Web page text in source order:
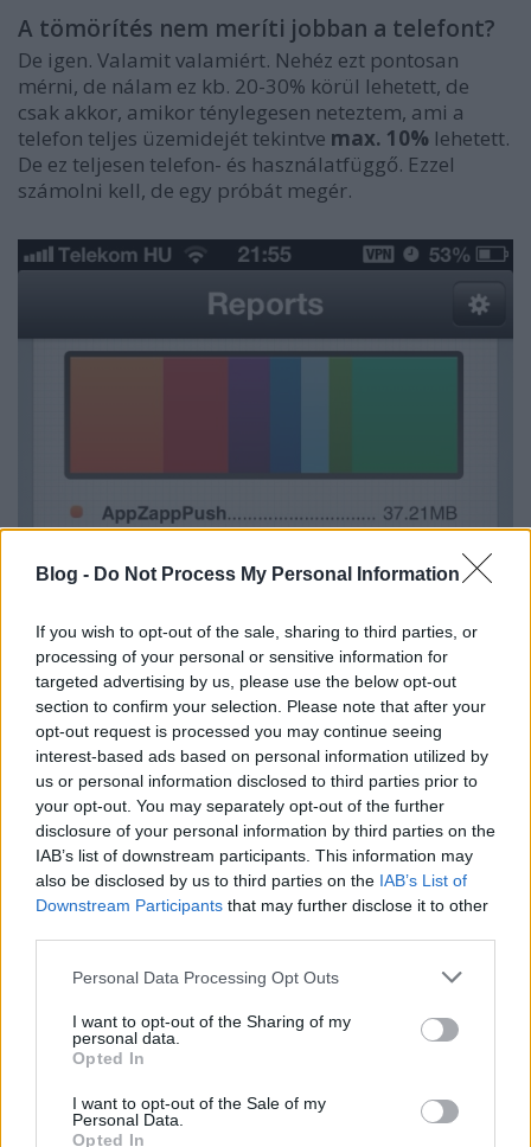
Blog - Do Not Process My Personal Information
If you wish to opt-out of the sale, sharing to third parties, or
processing of your personal or sensitive information for
targeted advertising by us, please use the below opt-out
section to confirm your selection. Please note that after your
opt-out request is processed you may continue seeing
interest-based ads based on personal information utilized by
us or personal information disclosed to third parties prior to
your opt-out. You may separately opt-out of the further
disclosure of your personal information by third parties on the
IAB’s list of downstream participants. This information may
also be disclosed by us to third parties on the IAB’s List of
Downstream Participants that may further disclose it to other
Please note that this website/app uses one or more Google
not limited to your visit or usage behaviour. You may click to
grant or deny consent to Google and its third-party tags to
use your data for below specified purposes in below Google
consent section.
Personal Data Processing Opt Outs
I want to opt-out of the Sharing of my
personal data.
Opted In
I want to opt-out of the Sale of my
Personal Data.
Opted In
A tömörítés nem meríti jobban a telefont?
De igen. Valamit valamiért. Nehéz ezt pontosan
mérni, de nálam ez kb. 20-30% körül lehetett, de
csak akkor, amikor ténylegesen neteztem, ami a
telefon teljes üzemidejét tekintve max. 10% lehetett.
De ez teljesen telefon- és használatfüggő. Ezzel
számolni kell, de egy próbát megér.
. Bár a tömörítéshez idő kell, de mivel kisebb
lesz az adatcsomag, így az gyorsabban is megy át a
EDGE-en egy picit gyorsabbnak tűnt, 3G-n pedig egy
picit lassabbnak, de ez inkább érzés, mint hiteles